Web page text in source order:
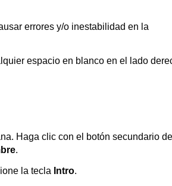
errores y/o inestabilidad en la
espacio en blanco en el lado
Haga clic con el botón secundario del
.
la tecla Intro.